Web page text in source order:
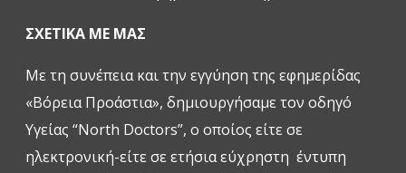
ΣΧΕΤΙΚΑ ΜΕ ΜΑΣ
Με τη συνέπεια και την εγγύηση της εφημερίδας
«Βόρεια Προάστια», δημιουργήσαμε τον οδηγό
Υγείας “North Doctors”, ο οποίος είτε σε
ηλεκτρονική-είτε σε ετήσια εύχρηστη έντυπη